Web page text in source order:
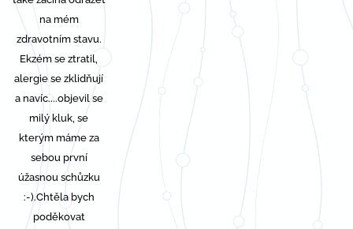
na mém
zdravotním stavu.
Ekzém se ztratil,
alergie se zklidňují
a navíc....objevil se
milý kluk, se
kterým máme za
sebou první
úžasnou schůzku
:-).Chtěla bych
poděkovat